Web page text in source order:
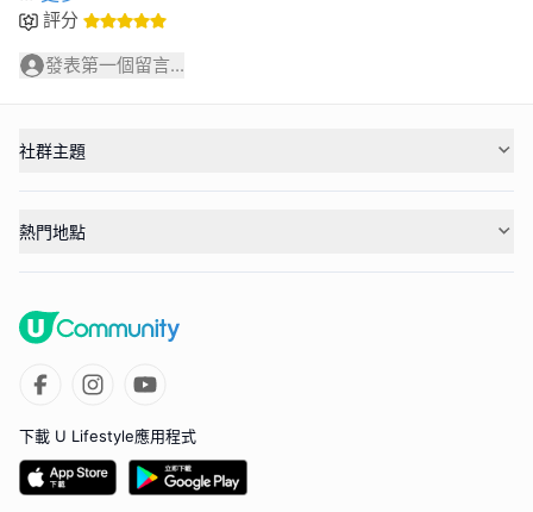
評分
發表第一個留言...
社群主題
熱門地點
下載 U Lifestyle應用程式